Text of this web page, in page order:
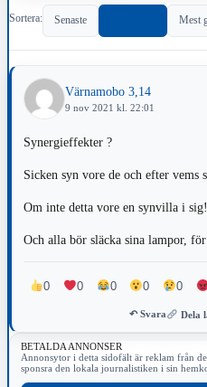
Sortera: Senaste Mest
Värnamobo 3,14
9 nov 2021 kl. 22:01
Synergieffekter ?
Sicken syn vore de och efter vems
Om inte detta vore en synvilla i sig!
Och alla bör släcka sina lampor,
0 0 0 0 0
↶ Svara Dela
BETALDA ANNONSER
Annonsytor i detta sidofält är reklam från
sponsra den lokala journalistiken i sin